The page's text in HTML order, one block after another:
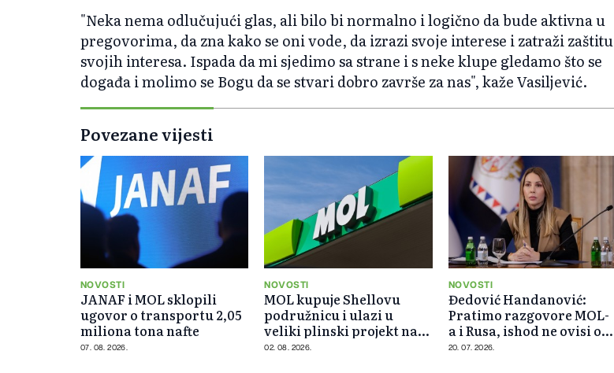
"Neka nema odlučujući glas, ali bilo bi normalno i logično da bude aktivna u
pregovorima, da zna kako se oni vode, da izrazi svoje interese i zatraži zaštitu
svojih interesa. Ispada da mi sjedimo sa strane i s neke klupe gledamo što se
događa i molimo se Bogu da se stvari dobro završe za nas", kaže Vasiljević.
Povezane vijesti
NOVOSTI
JANAF i MOL sklopili
ugovor o transportu 2,05
miliona tona nafte
07. 08. 2026.
NOVOSTI
MOL kupuje Shellovu
podružnicu i ulazi u
veliki plinski projekt na
Kipru
02. 08. 2026.
NOVOSTI
Đedović Handanović:
Pratimo razgovore MOL-
a i Rusa, ishod ne ovisi o
Srbiji
20. 07. 2026.